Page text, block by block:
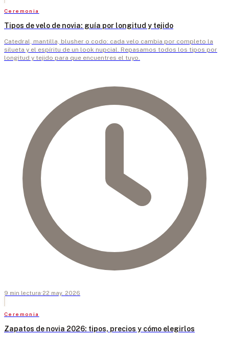
Ceremonia
Tipos de velo de novia: guía por longitud y tejido
Catedral, mantilla, blusher o codo: cada velo cambia por completo la
silueta y el espíritu de un look nupcial. Repasamos todos los tipos por
longitud y tejido para que encuentres el tuyo.
9 min lectura·22 may. 2026
Ceremonia
Zapatos de novia 2026: tipos, precios y cómo elegirlos